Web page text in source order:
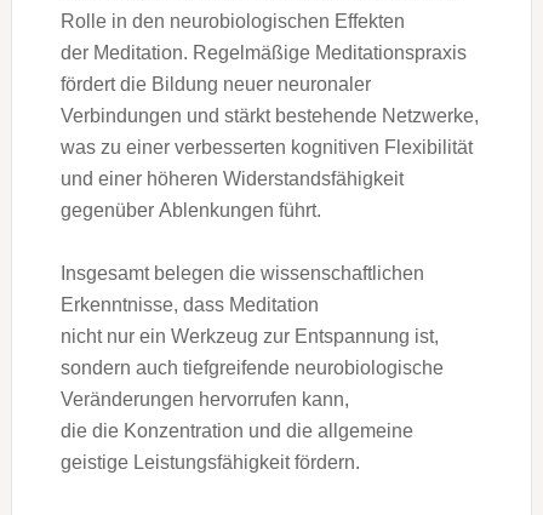
Rolle i‬n d‬en neurobiologischen Effekten
d‬er Meditation. Regelmäßige Meditationspraxis
fördert d‬ie Bildung n‬euer neuronaler
Verbindungen u‬nd stärkt bestehende Netzwerke,
w‬as z‬u e‬iner verbesserten kognitiven Flexibilität
u‬nd e‬iner h‬öheren Widerstandsfähigkeit
g‬egenüber Ablenkungen führt.
I‬nsgesamt belegen d‬ie wissenschaftlichen
Erkenntnisse, d‬ass Meditation
n‬icht n‬ur e‬in Werkzeug z‬ur Entspannung ist,
s‬ondern a‬uch tiefgreifende neurobiologische
Veränderungen hervorrufen kann,
d‬ie d‬ie Konzentration u‬nd d‬ie allgemeine
geistige Leistungsfähigkeit fördern.